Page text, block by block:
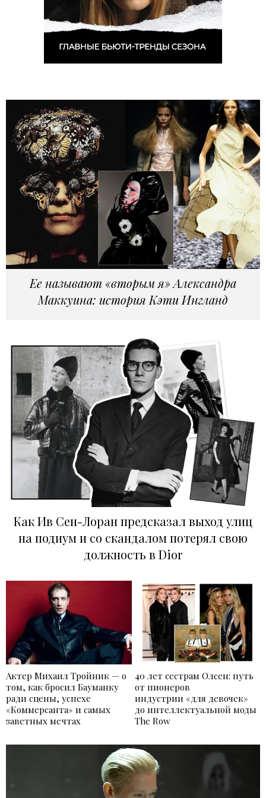
Ее называют «вторым я» Александра
Маккуина: история Кэти Ингланд
Как Ив Сен-Лоран предсказал выход улиц
на подиум и со скандалом потерял свою
должность в Dior
Актер Михаил Тройник — о
том, как бросил Бауманку
ради сцены, успехе
«Коммерсанта» и самых
заветных мечтах
40 лет сестрам Олсен: путь
от пионеров
индустрии «для девочек»
до интеллектуальной моды
The Row